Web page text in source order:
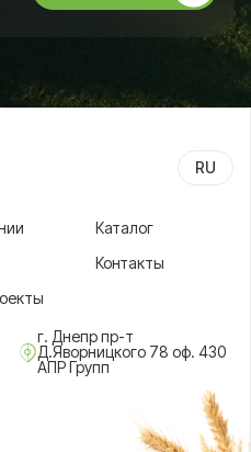
RU
Каталог
Контакты
г. Днепр пр-т
Д.Яворницкого 78 оф. 430
АПР Групп